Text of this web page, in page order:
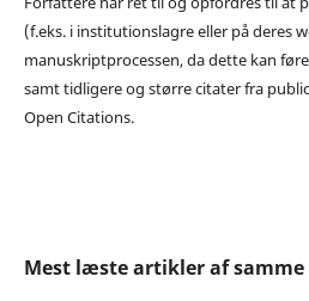
(f.eks. i institutionslagre eller på deres
manuskriptprocessen, da dette kan
samt tidligere og større citater fra
Open Citations.
Mest læste artikler af